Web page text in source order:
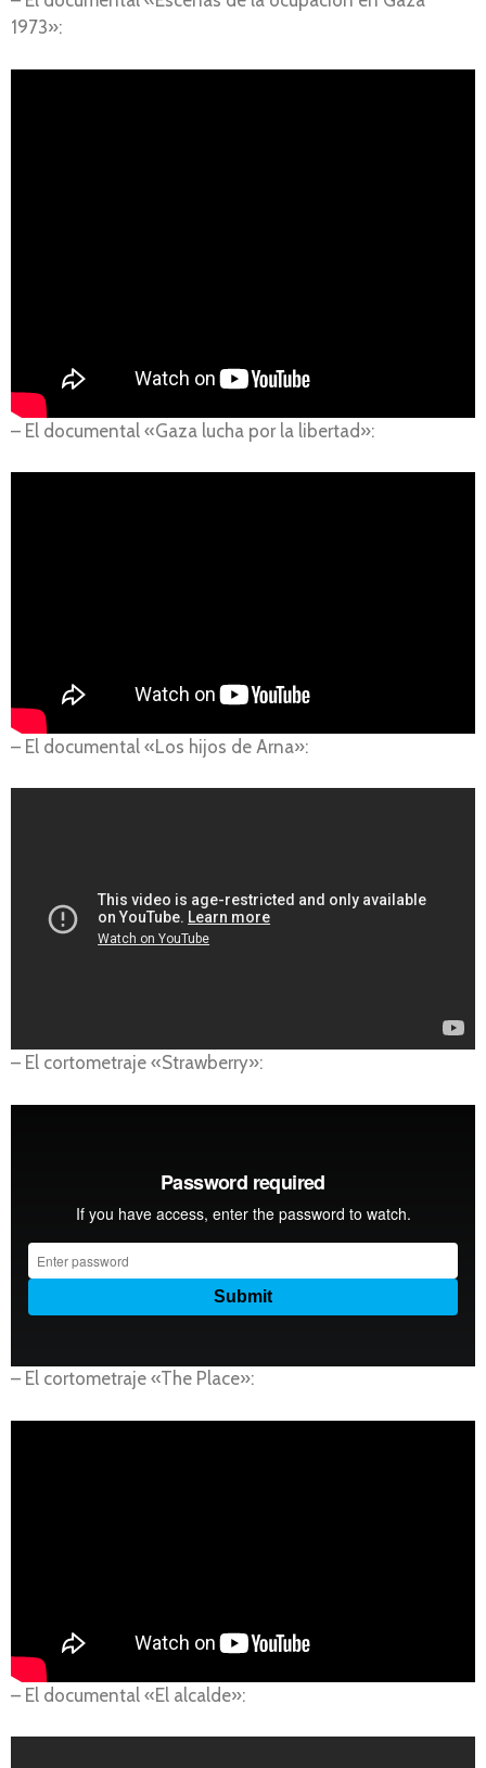
1973»:
– El documental «Gaza lucha por la libertad»:
– El documental «Los hijos de Arna»:
– El cortometraje «Strawberry»:
– El cortometraje «The Place»:
– El documental «El alcalde»: